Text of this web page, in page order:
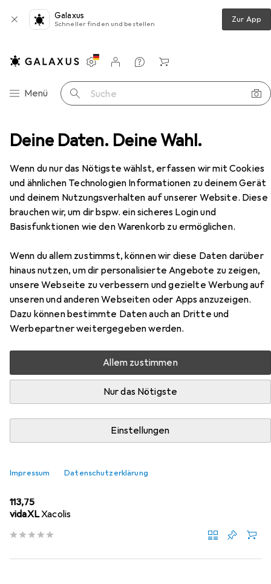
Deine Daten. Deine Wahl.
Wenn du nur das Nötigste wählst, erfassen wir mit Cookies
und ähnlichen Technologien Informationen zu deinem Gerät
und deinem Nutzungsverhalten auf unserer Website. Diese
brauchen wir, um dir bspw. ein sicheres Login und
Basisfunktionen wie den Warenkorb zu ermöglichen.
Wenn du allem zustimmst, können wir diese Daten darüber
hinaus nutzen, um dir personalisierte Angebote zu zeigen,
unsere Webseite zu verbessern und gezielte Werbung auf
unseren und anderen Webseiten oder Apps anzuzeigen.
Dazu können bestimmte Daten auch an Dritte und
Werbepartner weitergegeben werden.
Allem zustimmen
Nur das Nötigste
Einstellungen
Impressum Datenschutzerklärung
Galaxus
Schneller finden und bestellen Zur App
Navigation nach Kategorien
Menü Suche
Einstellungen
Kundenkonto
Vergleichslisten
Merklisten
Warenkorb
Campingstuhl Outwell Tally Lake
EUR
115,95
Outwell
Tally Lake
Zubehör für Outwell Tally Lake
Hier findest du passendes Zubehör zum Produkt Outwell
Tally Lake aus der Kategorie Campingtisch.
Beliebt Outwell
EUR
113,75
vidaXLXacolis